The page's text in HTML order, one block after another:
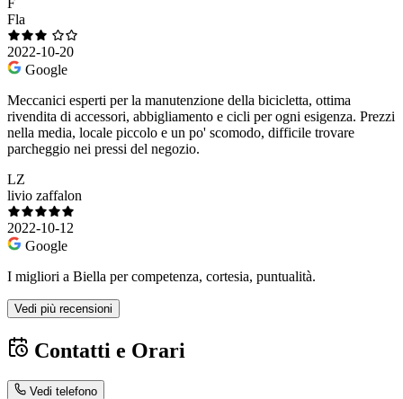
Fla
2022-10-20
Google
Meccanici esperti per la manutenzione della bicicletta, ottima
rivendita di accessori, abbigliamento e cicli per ogni esigenza. Prezzi
nella media, locale piccolo e un po' scomodo, difficile trovare
parcheggio nei pressi del negozio.
LZ
livio zaffalon
2022-10-12
Google
I migliori a Biella per competenza, cortesia, puntualità.
Vedi più recensioni
Contatti e Orari
Vedi telefono